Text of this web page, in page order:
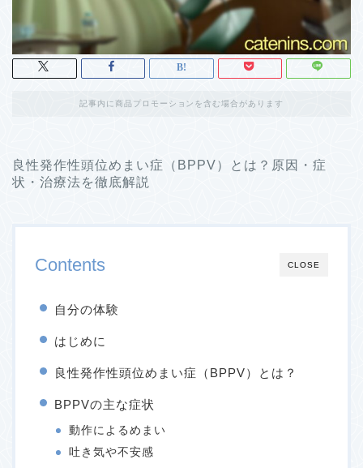
記事内に商品プロモーションを含む場合があります
良性発作性頭位めまい症（BPPV）とは？原因・症
状・治療法を徹底解説
CLOSE
Contents
自分の体験
はじめに
良性発作性頭位めまい症（BPPV）とは？
BPPVの主な症状
動作によるめまい
吐き気や不安感